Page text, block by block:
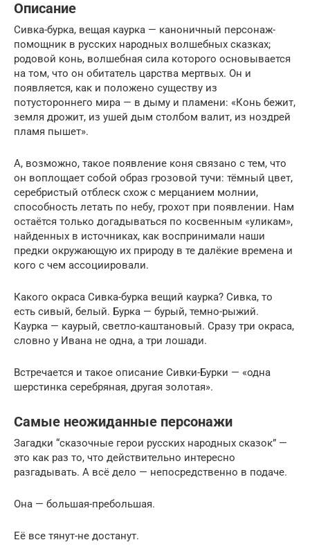
Описание
Сивка-бурка, вещая каурка — каноничный персонаж-
помощник в русских народных волшебных сказках;
родовой конь, волшебная сила которого основывается
на том, что он обитатель царства мертвых. Он и
появляется, как и положено существу из
потустороннего мира — в дыму и пламени: «Конь бежит,
земля дрожит, из ушей дым столбом валит, из ноздрей
пламя пышет».
А, возможно, такое появление коня связано с тем, что
он воплощает собой образ грозовой тучи: тёмный цвет,
серебристый отблеск схож с мерцанием молнии,
способность летать по небу, грохот при появлении. Нам
остаётся только догадываться по косвенным «уликам»,
найденных в источниках, как воспринимали наши
предки окружающую их природу в те далёкие времена и
кого с чем ассоциировали.
Какого окраса Сивка-бурка вещий каурка? Сивка, то
есть сивый, белый. Бурка — бурый, темно-рыжий.
Каурка — каурый, светло-каштановый. Сразу три окраса,
словно у Ивана не одна, а три лошади.
Встречается и такое описание Сивки-Бурки — «одна
шерстинка серебряная, другая золотая».
Самые неожиданные персонажи
Загадки “сказочные герои русских народных сказок” —
это как раз то, что действительно интересно
разгадывать. А всё дело — непосредственно в подаче.
Она — большая-пребольшая.
Её все тянут-не достанут.